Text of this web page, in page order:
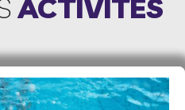
ACTIVITÉS